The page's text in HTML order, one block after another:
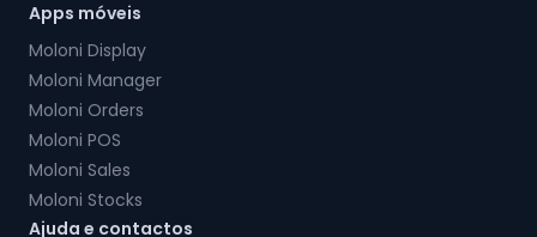
Apps móveis
Moloni Display
Moloni Manager
Moloni Orders
Moloni POS
Moloni Sales
Moloni Stocks
Ajuda e contactos